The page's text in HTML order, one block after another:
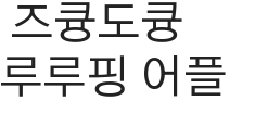
즈큥도큥
루핑 어플